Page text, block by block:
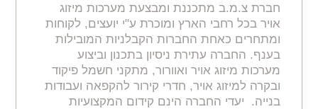
חברת צ.מ.ב מתכננת ומבצעת מערכות מיזוג
אויר בכל רחבי הארץ ומוכרת ע"י יועצים, לקוחות
ומתחרים כאחת החברות הקבלניות המובילות
בענף. החברה עתירת ניסיון בתכנון וביצוע
מערכות מיזוג אויר ואוורור, מתקני חשמל פיקוד
ובקרה למיזוג אויר, חדרי קירור להקפאה ועבודות
בנייה. יעדי החברה הינם קידום המקצועיות